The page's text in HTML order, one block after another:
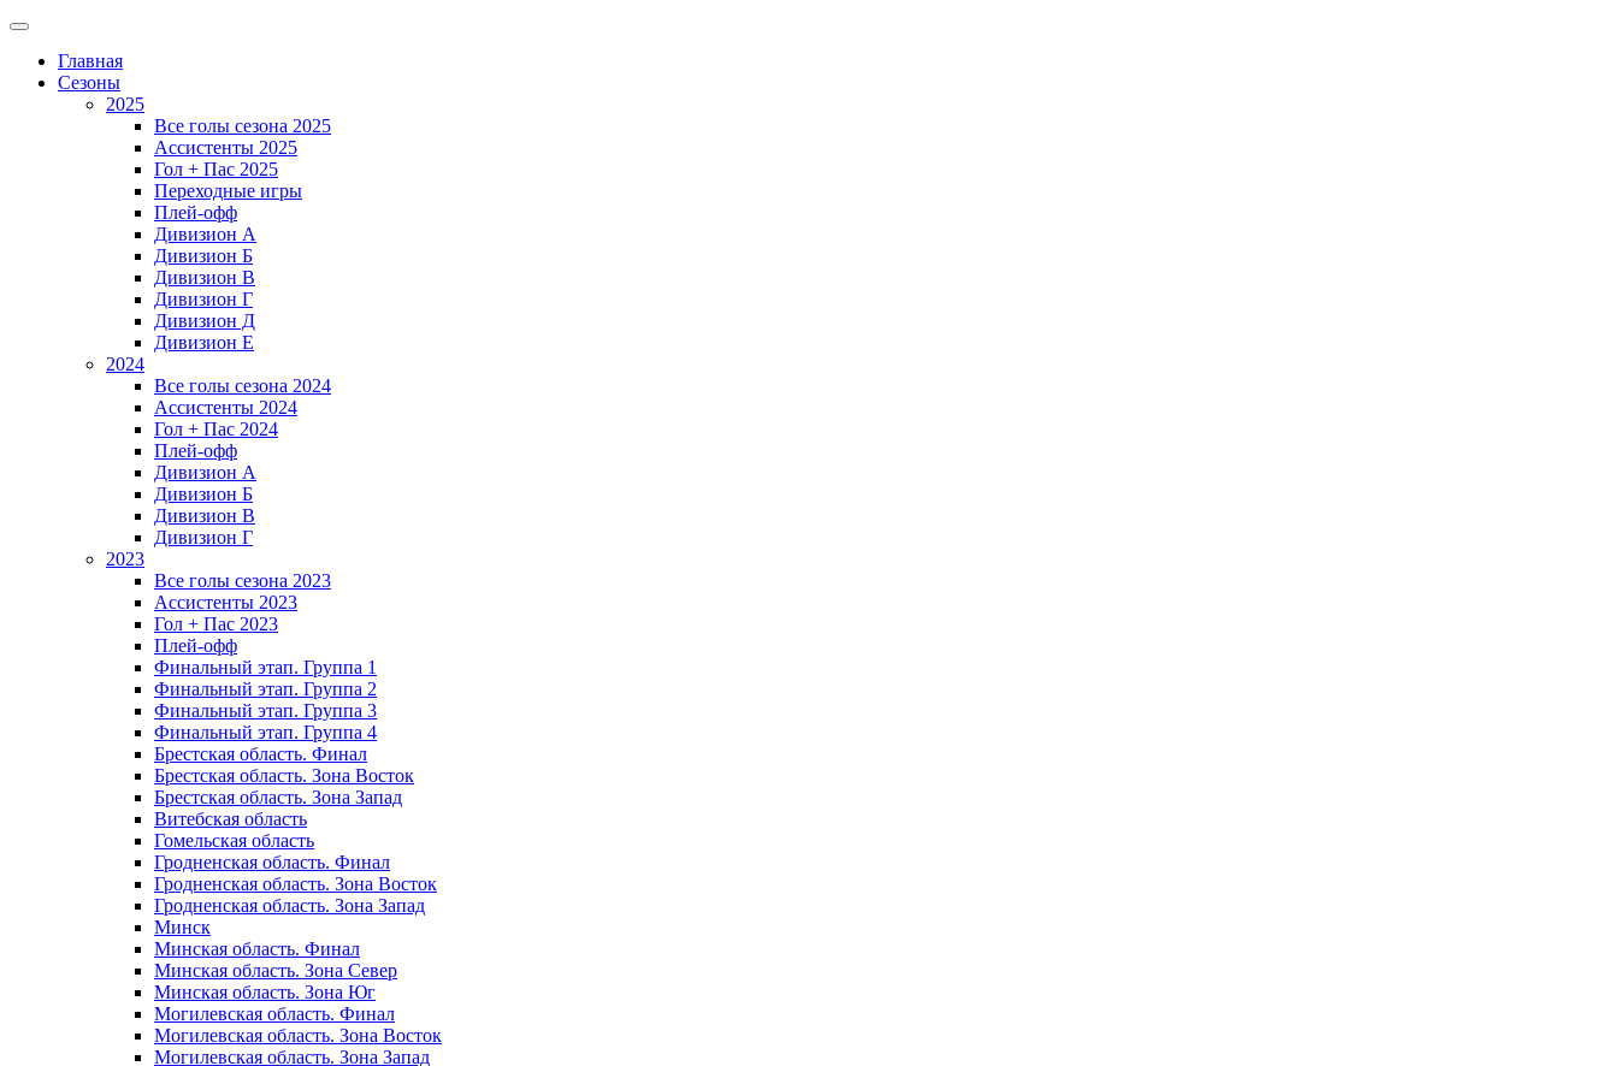
Главная
Сезоны
2025
Все голы сезона 2025
Ассистенты 2025
Гол + Пас 2025
Переходные игры
Плей-офф
Дивизион A
Дивизион Б
Дивизион В
Дивизион Г
Дивизион Д
Дивизион Е
2024
Все голы сезона 2024
Ассистенты 2024
Гол + Пас 2024
Плей-офф
Дивизион A
Дивизион Б
Дивизион В
Дивизион Г
2023
Все голы сезона 2023
Ассистенты 2023
Гол + Пас 2023
Плей-офф
Финальный этап. Группа 1
Финальный этап. Группа 2
Финальный этап. Группа 3
Финальный этап. Группа 4
Брестская область. Финал
Брестская область. Зона Восток
Брестская область. Зона Запад
Витебская область
Гомельская область
Гродненская область. Финал
Гродненская область. Зона Восток
Гродненская область. Зона Запад
Минск
Минская область. Финал
Минская область. Зона Север
Минская область. Зона Юг
Могилевская область. Финал
Могилевская область. Зона Восток
Могилевская область. Зона Запад